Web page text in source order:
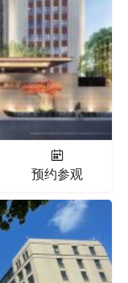
预约参观